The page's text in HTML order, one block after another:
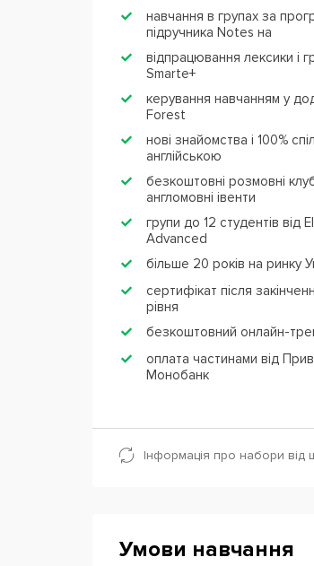
навчання в групах за
підручника Notes на
відпрацювання лексики і
Smarte+
керування навчанням у
Forest
нові знайомства і 100%
англійською
безкоштовні розмовні
англомовні івенти
групи до 12 студентів від
Advanced
більше 20 років на ринку
сертифікат після
рівня
безкоштовний онлайн-
оплата частинами від
Монобанк
Інформація про набори
Умови навчання